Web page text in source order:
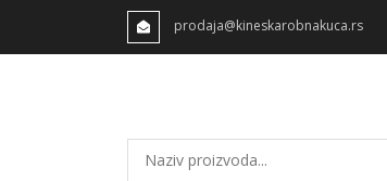
prodaja@kineskarobnakuca.rs